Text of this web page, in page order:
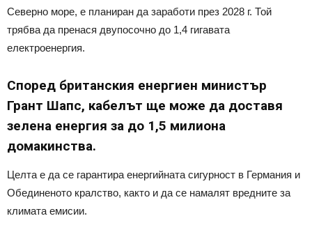
Северно море, е планиран да заработи през 2028 г. Той
трябва да пренася двупосочно до 1,4 гигавата
електроенергия.
Според британския енергиен министър
Грант Шапс, кабелът ще може да доставя
зелена енергия за до 1,5 милиона
домакинства.
Целта е да се гарантира енергийната сигурност в Германия и
Обединеното кралство, както и да се намалят вредните за
климата емисии.